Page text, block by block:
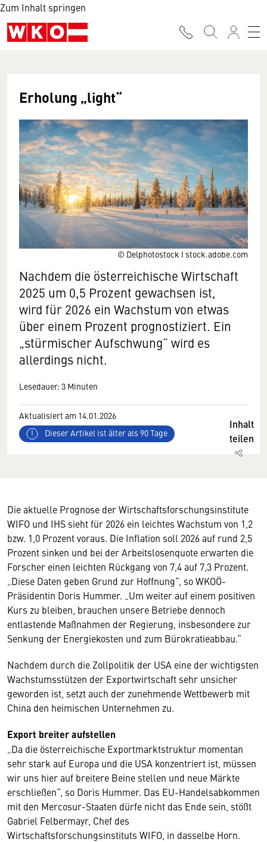
Zum Inhalt springen
© Delphotostock I stock.adobe.com
Erholung „light“
Nachdem die österreichische Wirtschaft
2025 um 0,5 Prozent gewachsen ist,
wird für 2026 ein Wachstum von etwas
über einem Prozent prognostiziert. Ein
„stürmischer Aufschwung“ wird es
allerdings nicht.
Lesedauer: 3 Minuten
Aktualisiert am 14.01.2026
Dieser Artikel ist älter als 90 Tage
Inhalt
teilen
Die aktuelle Prognose der Wirtschaftsforschungsinstitute
WIFO und IHS sieht für 2026 ein leichtes Wachstum von 1,2
bzw. 1,0 Prozent voraus. Die Inflation soll 2026 auf rund 2,5
Prozent sinken und bei der Arbeitslosenquote erwarten die
Forscher einen leichten Rückgang von 7,4 auf 7,3 Prozent.
„Diese Daten geben Grund zur Hoffnung“, so WKOÖ-
Präsidentin Doris Hummer. „Um weiter auf einem positiven
Kurs zu bleiben, brauchen unsere Betriebe dennoch
entlastende Maßnahmen der Regierung, insbesondere zur
Senkung der Energiekosten und zum Bürokratieabbau.“
Nachdem durch die Zollpolitik der USA eine der wichtigsten
Wachstumsstützen der Exportwirtschaft sehr unsicher
geworden ist, setzt auch der zunehmende Wettbewerb mit
China den heimischen Unternehmen zu.
Export breiter aufstellen
„Da die österreichische Exportmarktstruktur momentan
sehr stark auf Europa und die USA konzentriert ist, müssen
wir uns hier auf breitere Beine stellen und neue Märkte
erschließen“, so Doris Hummer. Das EU-Handelsabkommen
mit den Mercosur-Staaten dürfe nicht das Ende sein, stößt
Gabriel Felbermayr, Chef des
Wirtschaftsforschungsinstituts WIFO, in dasselbe Horn.